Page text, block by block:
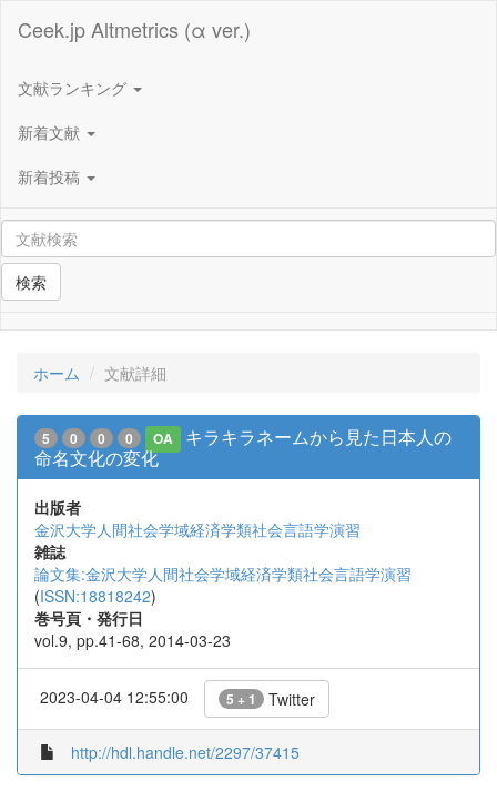
Ceek.jp Altmetrics (α ver.)
文献ランキング
新着文献
新着投稿
検索
ホーム 文献詳細
5 0 0 0 OA
キラキラネームから見た日本人の
命名文化の変化
出版者
金沢大学人間社会学域経済学類社会言語学演習
雑誌
論文集:金沢大学人間社会学域経済学類社会言語学演習
(ISSN:18818242)
巻号頁・発行日
vol.9, pp.41-68, 2014-03-23
2023-04-04 12:55:00 5 + 1 Twitter
http://hdl.handle.net/2297/37415